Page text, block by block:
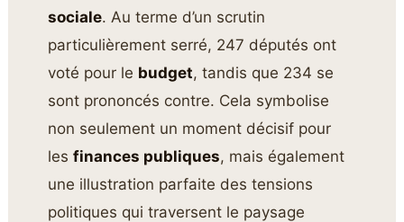
sociale. Au terme d’un scrutin
particulièrement serré, 247 députés ont
voté pour le budget, tandis que 234 se
sont prononcés contre. Cela symbolise
non seulement un moment décisif pour
lesfinances publiques, mais également
une illustration parfaite des tensions
politiques qui traversent le paysage